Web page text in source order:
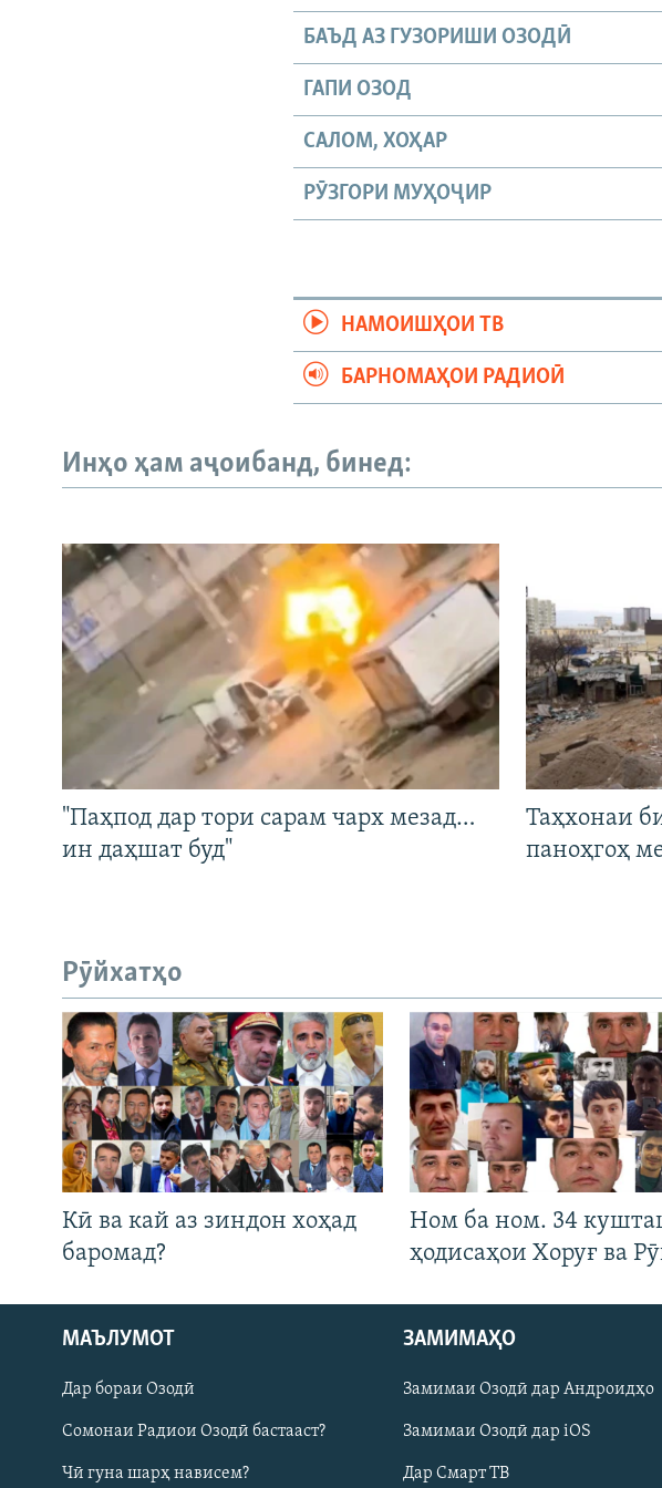
Русский
ПАЙГИРӢ КУНЕД
БАЪД АЗ ГУЗОРИШИ ОЗОДӢ
ГАПИ ОЗОД
САЛОМ, ХОҲАР
РӮЗГОРИ МУҲОҶИР
НАМОИШҲОИ ТВ
БАРНОМАҲОИ РАДИОӢ
Инҳо ҳам аҷоибанд, бинед:
"Паҳпод дар тори сарам чарх мезад…
ин даҳшат буд"
Таҳхонаи
паноҳгоҳ
Рӯйхатҳо
Кӣ ва кай аз зиндон хоҳад
баромад?
Ном ба ном. 34
ҳодисаҳои Хоруғ ва
МАЪЛУМОТ
Дар бораи Озодӣ
Сомонаи Радиои Озодӣ бастааст?
Чӣ гуна шарҳ нависем?
ЗАМИМАҲО
Замимаи Озодӣ дар Андроидҳо
Замимаи Озодӣ дар iOS
Дар Смарт ТВ